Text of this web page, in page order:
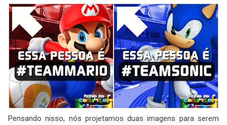
Pensando nisso, nós projetamos duas imagens para serem